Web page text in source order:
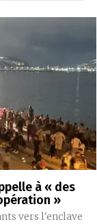
à « des
»
vers l'enclave